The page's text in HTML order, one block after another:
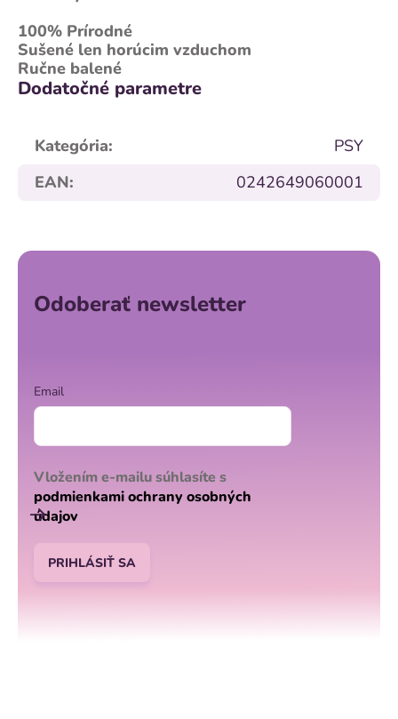
100% Prírodné
Sušené len horúcim vzduchom
Ručne balené
Dodatočné parametre
Kategória:
PSY
EAN: 0242649060001
Odoberať newsletter
Email
Vložením e-mailu súhlasíte s
podmienkami ochrany osobných
údajov
PRIHLÁSIŤ SA